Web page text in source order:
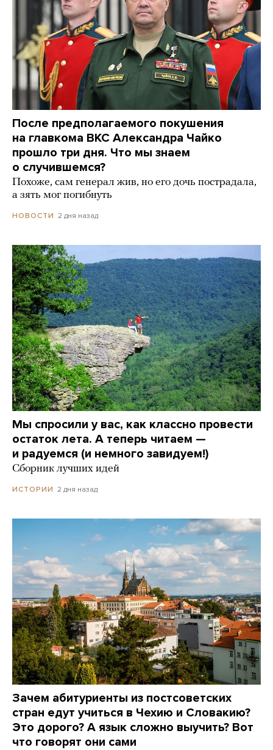
После предполагаемого покушения
на главкома ВКС Александра Чайко
прошло три дня. Что мы знаем
о случившемся?
Похоже, сам генерал жив, но его дочь пострадала,
а зять мог погибнуть
НОВОСТИ 2 дня назад
Мы спросили у вас, как классно провести
остаток лета. А теперь читаем —
и радуемся (и немного завидуем!)
Сборник лучших идей
ИСТОРИИ 2 дня назад
Зачем абитуриенты из постсоветских
стран едут учиться в Чехию и Словакию?
Это дорого? А язык сложно выучить? Вот
что говорят они сами